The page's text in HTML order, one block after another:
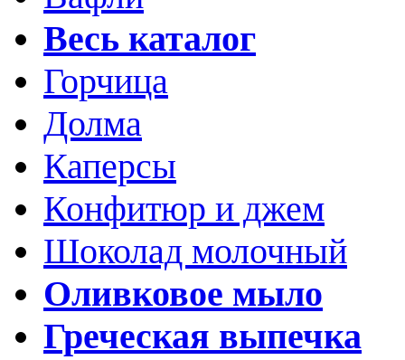
Весь каталог
Горчица
Долма
Каперсы
Конфитюр и джем
Шоколад молочный
Оливковое мыло
Греческая выпечка